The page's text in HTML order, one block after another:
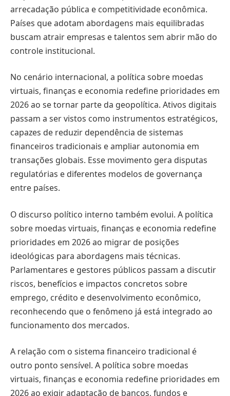
arrecadação pública e competitividade econômica.
Países que adotam abordagens mais equilibradas
buscam atrair empresas e talentos sem abrir mão do
controle institucional.
No cenário internacional, a política sobre moedas
virtuais, finanças e economia redefine prioridades em
2026 ao se tornar parte da geopolítica. Ativos digitais
passam a ser vistos como instrumentos estratégicos,
capazes de reduzir dependência de sistemas
financeiros tradicionais e ampliar autonomia em
transações globais. Esse movimento gera disputas
regulatórias e diferentes modelos de governança
entre países.
O discurso político interno também evolui. A política
sobre moedas virtuais, finanças e economia redefine
prioridades em 2026 ao migrar de posições
ideológicas para abordagens mais técnicas.
Parlamentares e gestores públicos passam a discutir
riscos, benefícios e impactos concretos sobre
emprego, crédito e desenvolvimento econômico,
reconhecendo que o fenômeno já está integrado ao
funcionamento dos mercados.
A relação com o sistema financeiro tradicional é
outro ponto sensível. A política sobre moedas
virtuais, finanças e economia redefine prioridades em
2026 ao exigir adaptação de bancos, fundos e